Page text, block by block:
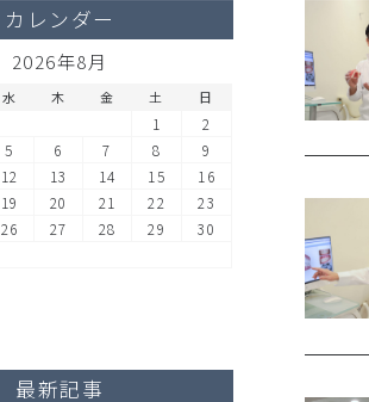
カレンダー
2026年8月
水 木 金 土 日
1
2
5 6 7 8
9
12 13 14 15
16
19 20 21 22
23
26 27 28 29
30
最新記事